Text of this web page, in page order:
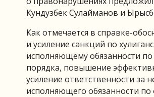
Кундузбек Сулайманов и
Как отмечается в справке-
и усиление санкций по
исполняющему обязанности
порядка, повышение
усиление ответственности за
исполняющего обязанности